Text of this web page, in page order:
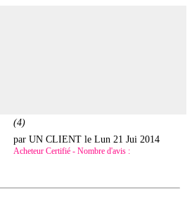
(4)
par UN CLIENT leLun 21 Jui 2014
Acheteur Certifié - Nombre d'avis :